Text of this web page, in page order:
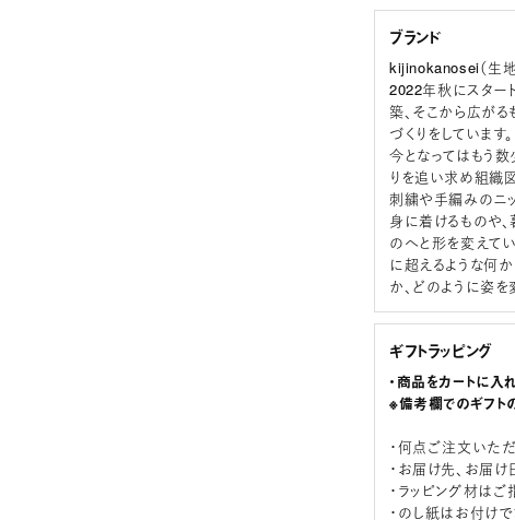
ブランド
kijinokanosei（生
2022年秋にスター
築、そこから広が
づくりをしています。
今となってはもう
りを追い求め組織
刺繍や手編みのニ
身に着けるものや
のへと形を変えて
に超えるような何
か、どのように姿
ギフトラッピング
・商品をカートに入
※備考欄でのギフト
・何点ご注文いた
・お届け先、お届
・ラッピング材は
・のし紙はお付けで